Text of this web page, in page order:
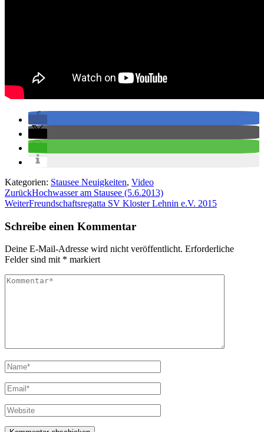
Kategorien: Stausee Neuigkeiten, Video
Beitragsnavigation
ZurückHochwasser am Stausee (5.6.2013)
WeiterFreundschaftsregatta SV Kloster Lehnin e.V. 2015
Schreibe einen Kommentar
Deine E-Mail-Adresse wird nicht veröffentlicht. Erforderliche
Felder sind mit * markiert